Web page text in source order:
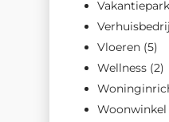
Vakantiepark
Vloeren (5)
Wellness (2)
Woonwinkel